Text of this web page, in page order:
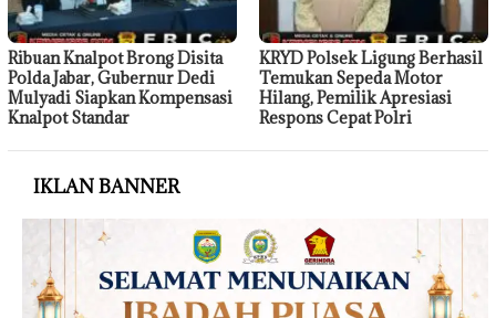
Ribuan Knalpot Brong Disita
Polda Jabar, Gubernur Dedi
Mulyadi Siapkan Kompensasi
Knalpot Standar
KRYD Polsek Ligung Berhasil
Temukan Sepeda Motor
Hilang, Pemilik Apresiasi
Respons Cepat Polri
IKLAN BANNER